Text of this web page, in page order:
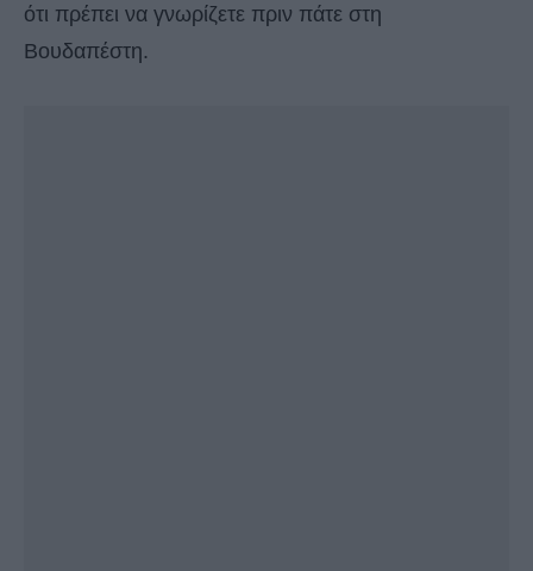
ότι πρέπει να γνωρίζετε πριν πάτε στη
Βουδαπέστη.